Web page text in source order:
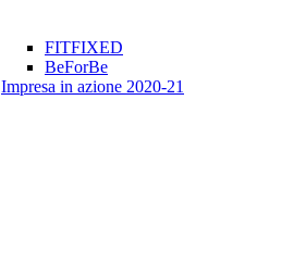
FITFIXED
BeForBe
Impresa in azione 2020-21